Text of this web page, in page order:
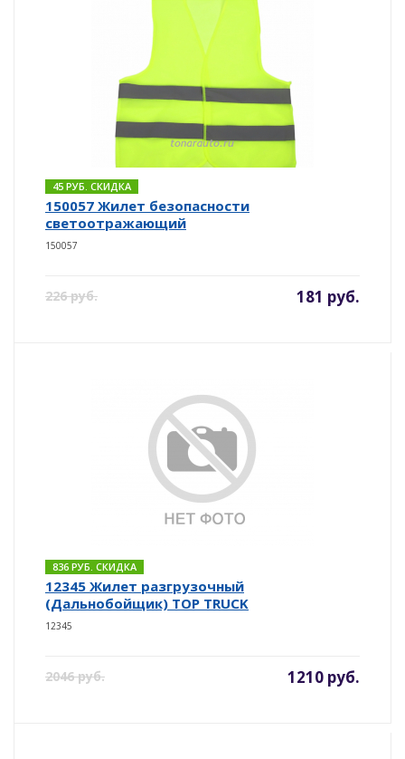
45 РУБ. СКИДКА
150057 Жилет безопасности
светоотражающий
150057
226 руб. 181 руб.
836 РУБ. СКИДКА
12345 Жилет разгрузочный
(Дальнобойщик) TOP TRUCK
12345
2046 руб. 1210 руб.